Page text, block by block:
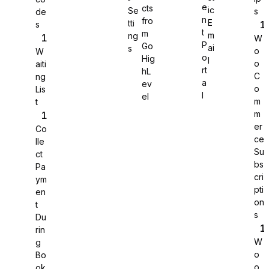
WS Forms
WooCommerce
Easy Digital Downloads
de
s
W
aiti
ng
Lis
t
Co
lle
ct
Pa
ym
en
t
Du
rin
g
Bo
Se
tti
ng
s
cts
fro
m
Go
Hig
hL
ev
el
e
n
t
P
o
rt
a
ic
E
m
ai
s
W
o
o
C
o
m
m
er
ce
Su
bs
cri
pti
on
s
W
o